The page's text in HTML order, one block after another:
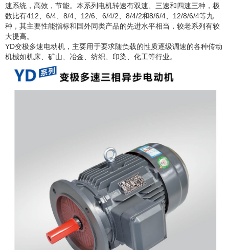
速系统，高效，节能。本系列电机转速有双速、三速和四速三种，极
数比有412、6/4、8/4、12/6、6/4/2、8/4/2和8/6/4、12/8/6/4等九
种，其主要性能指标和国外同类产品的先进水平相当，较老系列有较
大提高。
YD变极多速电动机，主要用于要求随负载的性质逐级调速的各种传动
机械如机床、矿山、冶金、纺织、印染、化工等行业。